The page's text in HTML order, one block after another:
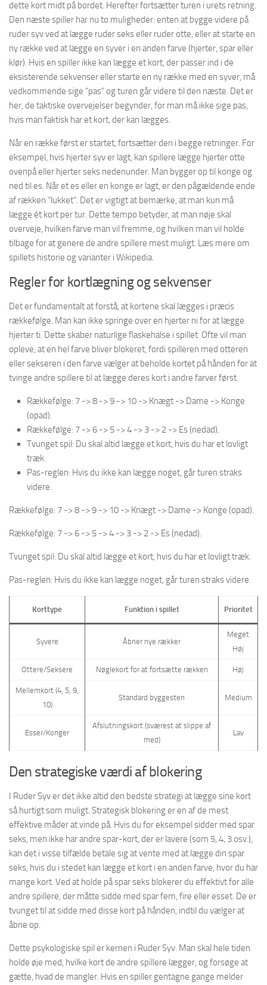
dette kort midt på bordet. Herefter fortsætter turen i urets retning.
Den næste spiller har nu to muligheder: enten at bygge videre på
ruder syv ved at lægge ruder seks eller ruder otte, eller at starte en
ny række ved at lægge en syver i en anden farve (hjerter, spar eller
klør). Hvis en spiller ikke kan lægge et kort, der passer ind i de
eksisterende sekvenser eller starte en ny række med en syver, må
vedkommende sige “pas” og turen går videre til den næste. Det er
her, de taktiske overvejelser begynder, for man må ikke sige pas,
hvis man faktisk har et kort, der kan lægges.
Når en række først er startet, fortsætter den i begge retninger. For
eksempel, hvis hjerter syv er lagt, kan spillere lægge hjerter otte
ovenpå eller hjerter seks nedenunder. Man bygger op til konge og
ned til es. Når et es eller en konge er lagt, er den pågældende ende
af rækken “lukket”. Det er vigtigt at bemærke, at man kun må
lægge ét kort per tur. Dette tempo betyder, at man nøje skal
overveje, hvilken farve man vil fremme, og hvilken man vil holde
tilbage for at genere de andre spillere mest muligt. Læs mere om
spillets historie og varianter i Wikipedia.
Regler for kortlægning og sekvenser
Det er fundamentalt at forstå, at kortene skal lægges i præcis
rækkefølge. Man kan ikke springe over en hjerter ni for at lægge
hjerter ti. Dette skaber naturlige flaskehalse i spillet. Ofte vil man
opleve, at en hel farve bliver blokeret, fordi spilleren med otteren
eller sekseren i den farve vælger at beholde kortet på hånden for at
tvinge andre spillere til at lægge deres kort i andre farver først.
Rækkefølge: 7 -> 8 -> 9 -> 10 -> Knægt -> Dame -> Konge
(opad).
Rækkefølge: 7 -> 6 -> 5 -> 4 -> 3 -> 2 -> Es (nedad).
Tvunget spil: Du skal altid lægge et kort, hvis du har et lovligt
træk.
Pas-reglen: Hvis du ikke kan lægge noget, går turen straks
videre.
Rækkefølge: 7 -> 8 -> 9 -> 10 -> Knægt -> Dame -> Konge (opad).
Rækkefølge: 7 -> 6 -> 5 -> 4 -> 3 -> 2 -> Es (nedad).
Tvunget spil: Du skal altid lægge et kort, hvis du har et lovligt træk.
Pas-reglen: Hvis du ikke kan lægge noget, går turen straks videre.
Korttype Funktion i spillet Prioritet
Syvere Åbner nye rækker
Meget
Høj
Ottere/Seksere Nøglekort for at fortsætte rækken Høj
Mellemkort (4, 5, 9,
10)
Standard byggesten Medium
Esser/Konger
Afslutningskort (sværest at slippe af
med)
Lav
Den strategiske værdi af blokering
I Ruder Syv er det ikke altid den bedste strategi at lægge sine kort
så hurtigt som muligt. Strategisk blokering er en af de mest
effektive måder at vinde på. Hvis du for eksempel sidder med spar
seks, men ikke har andre spar-kort, der er lavere (som 5, 4, 3 osv.),
kan det i visse tilfælde betale sig at vente med at lægge din spar
seks, hvis du i stedet kan lægge et kort i en anden farve, hvor du har
mange kort. Ved at holde på spar seks blokerer du effektivt for alle
andre spillere, der måtte sidde med spar fem, fire eller esset. De er
tvunget til at sidde med disse kort på hånden, indtil du vælger at
åbne op.
Dette psykologiske spil er kernen i Ruder Syv. Man skal hele tiden
holde øje med, hvilke kort de andre spillere lægger, og forsøge at
gætte, hvad de mangler. Hvis en spiller gentagne gange melder